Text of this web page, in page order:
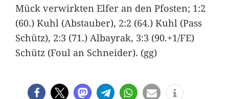
Mück verwirkten Elfer an den Pfosten; 1:2
(60.) Kuhl (Abstauber), 2:2 (64.) Kuhl (Pass
Schütz), 2:3 (71.) Albayrak, 3:3 (90.+1/FE)
Schütz (Foul an Schneider). (gg)